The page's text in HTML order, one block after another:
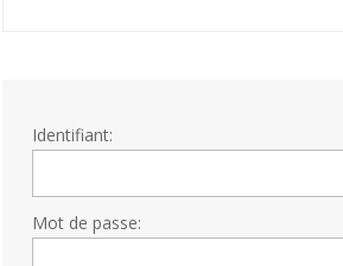
Identifiant:
Mot de passe: